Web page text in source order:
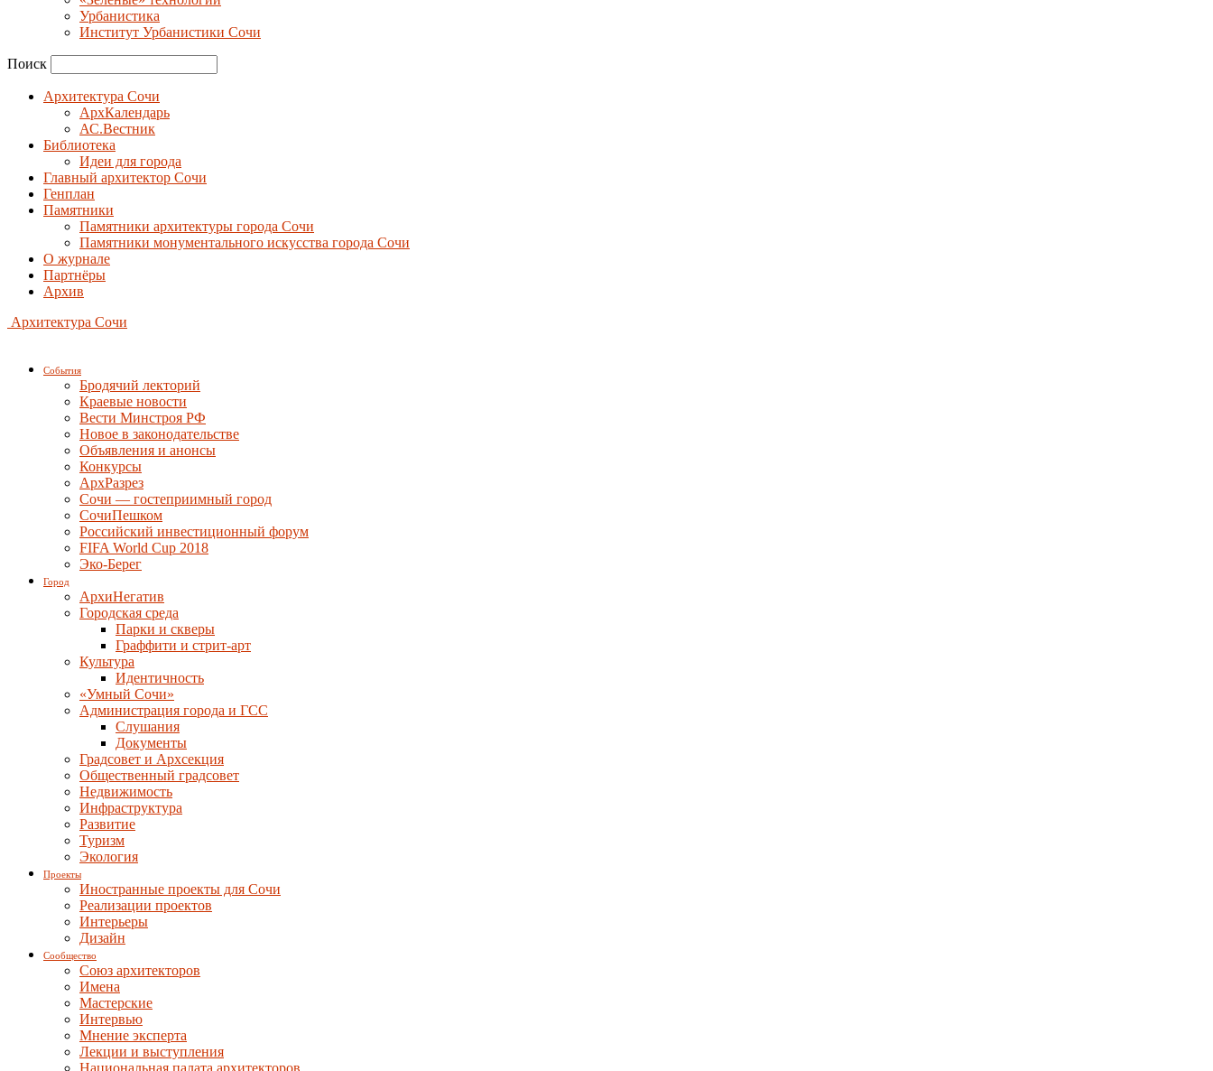
Урбанистика
Институт Урбанистики Сочи
Поиск
Архитектура Сочи
АрхКалендарь
АС.Вестник
Библиотека
Идеи для города
Главный архитектор Сочи
Генплан
Памятники
Памятники архитектуры города Сочи
Памятники монументального искусства города Сочи
О журнале
Партнёры
Архив
Архитектура Сочи
События
Бродячий лекторий
Краевые новости
Вести Минстроя РФ
Новое в законодательстве
Объявления и анонсы
Конкурсы
АрхРазрез
Сочи — гостеприимный город
СочиПешком
Российский инвестиционный форум
FIFA World Cup 2018
Эко-Берег
Город
АрхиНегатив
Городская среда
Парки и скверы
Граффити и стрит-арт
Культура
Идентичность
«Умный Сочи»
Администрация города и ГСС
Слушания
Документы
Градсовет и Архсекция
Общественный градсовет
Недвижимость
Инфраструктура
Развитие
Туризм
Экология
Проекты
Иностранные проекты для Сочи
Реализации проектов
Интерьеры
Дизайн
Сообщество
Союз архитекторов
Имена
Мастерские
Интервью
Мнение эксперта
Лекции и выступления
Национальная палата архитекторов